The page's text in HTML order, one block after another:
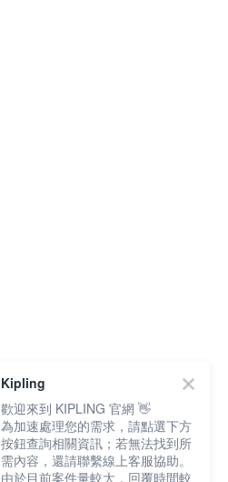
Kipling
歡迎來到 KIPLING 官網 👋
為加速處理您的需求，請點選下方
按鈕查詢相關資訊；若無法找到所
需內容，還請聯繫線上客服協助。
由於目前案件量較大，回覆時間較